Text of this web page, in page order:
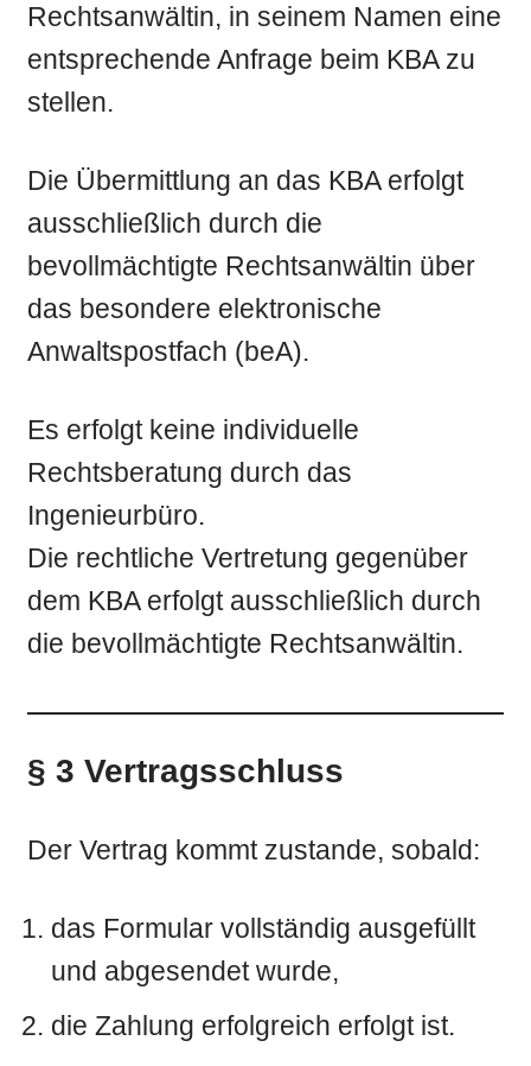
Rechtsanwältin, in seinem Namen eine
entsprechende Anfrage beim KBA zu
stellen.
Die Übermittlung an das KBA erfolgt
ausschließlich durch die
bevollmächtigte Rechtsanwältin über
das besondere elektronische
Anwaltspostfach (beA).
Es erfolgt keine individuelle
Rechtsberatung durch das
Ingenieurbüro.
Die rechtliche Vertretung gegenüber
dem KBA erfolgt ausschließlich durch
die bevollmächtigte Rechtsanwältin.
§ 3 Vertragsschluss
Der Vertrag kommt zustande, sobald:
das Formular vollständig ausgefüllt
und abgesendet wurde,
die Zahlung erfolgreich erfolgt ist.